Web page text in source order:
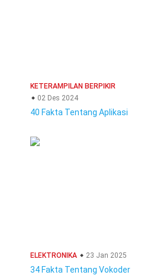
KETERAMPILAN BERPIKIR
02 Des 2024
40 Fakta Tentang Aplikasi
ELEKTRONIKA 23 Jan 2025
34 Fakta Tentang Vokoder